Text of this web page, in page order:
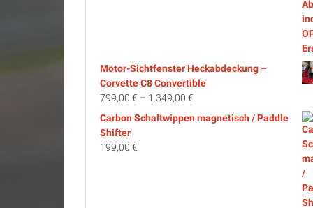
Motor-Sichtfenster Heckabdeckung –
Corvette C8 Convertible
799,00 € – 1.349,00 €
Carbon Schaltwippen magnetisch / Paddle
Shifter
199,00 €